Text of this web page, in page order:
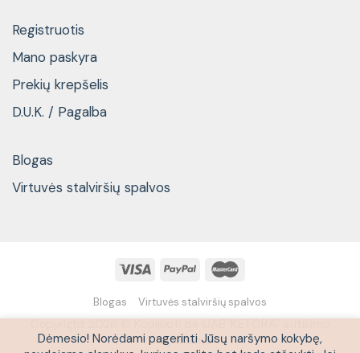
Registruotis
Mano paskyra
Prekių krepšelis
D.U.K. / Pagalba
Blogas
Virtuvės stalviršių spalvos
Blogas Virtuvės stalviršių spalvos
Copyright 2026 © Kopijuoti be UAB''KETORA'' sutikimo
draudžiama
Dėmesio! Norėdami pagerinti Jūsų naršymo kokybę,